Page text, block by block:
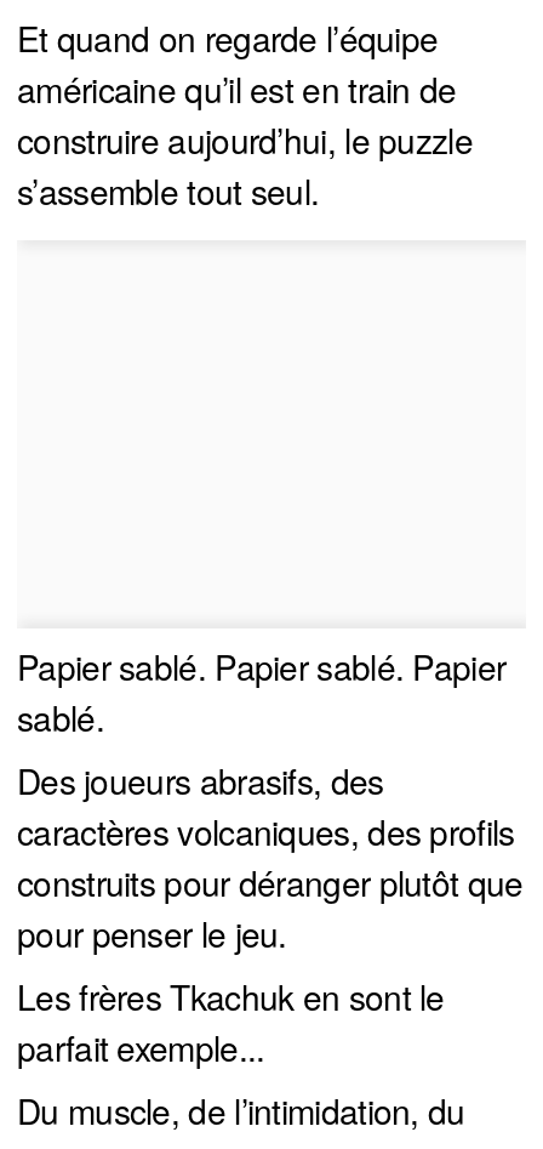
Et quand on regarde l’équipe
américaine qu’il est en train de
construire aujourd’hui, le puzzle
s’assemble tout seul.
Papier sablé. Papier sablé. Papier
sablé.
Des joueurs abrasifs, des
caractères volcaniques, des profils
construits pour déranger plutôt que
pour penser le jeu.
Les frères Tkachuk en sont le
parfait exemple...
Du muscle, de l’intimidation, du